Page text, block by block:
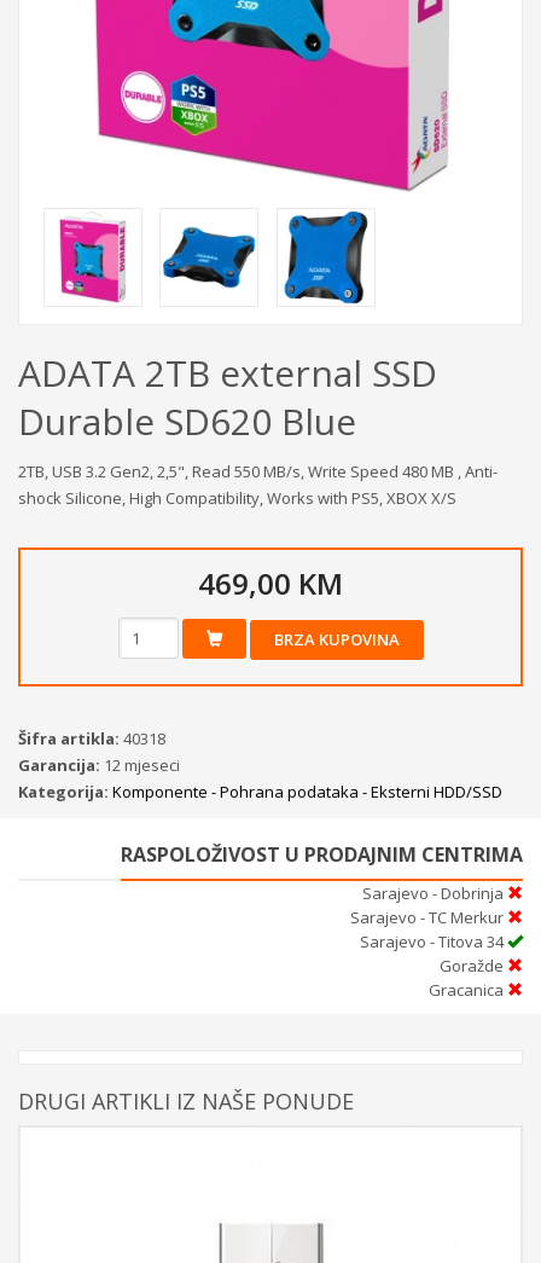
ADATA 2TB external SSD
Durable SD620 Blue
2TB, USB 3.2 Gen2, 2,5", Read 550 MB/s, Write Speed 480 MB , Anti-
shock Silicone, High Compatibility, Works with PS5, XBOX X/S
469,00 KM
BRZA KUPOVINA
Šifra artikla: 40318
Garancija: 12 mjeseci
Kategorija: Komponente - Pohrana podataka - Eksterni HDD/SSD
RASPOLOŽIVOST U PRODAJNIM CENTRIMA
Sarajevo - Dobrinja
Sarajevo - TC Merkur
Sarajevo - Titova 34
Goražde
Gracanica
DRUGI ARTIKLI IZ NAŠE PONUDE